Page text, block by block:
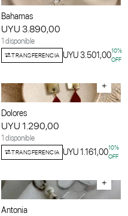
Bahamas
UYU 3.890,00
1 disponible
TRANSFERENCIA UYU 3.501,0010%
OFF
+
Dolores
UYU 1.290,00
1 disponible
TRANSFERENCIA UYU 1.161,0010%
OFF
+
Antonia